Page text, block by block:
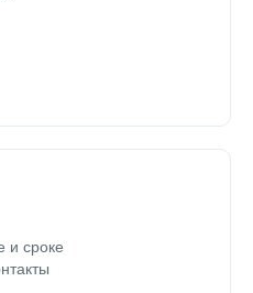
и сроке